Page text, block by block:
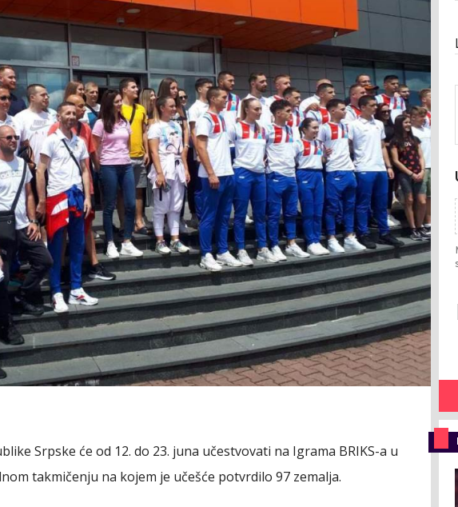
Srpske će od 12. do 23. juna učestvovati na Igrama BRIKS-a u
takmičenju na kojem je učešće potvrdilo 97 zemalja.